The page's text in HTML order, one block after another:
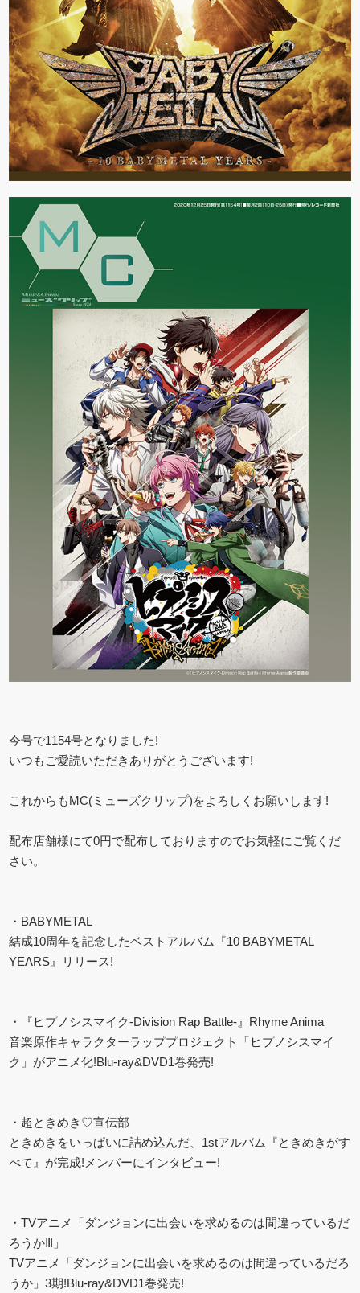
今号で1154号となりました!
いつもご愛読いただきありがとうございます!
これからもMC(ミューズクリップ)をよろしくお願いします!
配布店舗様にて0円で配布しておりますのでお気軽にご覧くだ
さい。
・BABYMETAL
結成10周年を記念したベストアルバム『10 BABYMETAL
YEARS』リリース!
・『ヒプノシスマイク-Division Rap Battle-』Rhyme Anima
音楽原作キャラクターラッププロジェクト「ヒプノシスマイ
ク」がアニメ化!Blu-ray&DVD1巻発売!
・超ときめき♡宣伝部
ときめきをいっぱいに詰め込んだ、1stアルバム『ときめきがす
べて』が完成!メンバーにインタビュー!
・TVアニメ「ダンジョンに出会いを求めるのは間違っているだ
ろうかⅢ」
TVアニメ「ダンジョンに出会いを求めるのは間違っているだろ
うか」3期!Blu-ray&DVD1巻発売!